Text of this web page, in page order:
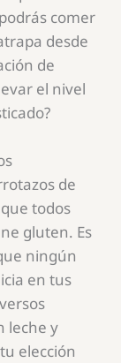
comer
desde
de
el nivel
de
todos
gluten. Es
ningún
en tus
leche y
elección